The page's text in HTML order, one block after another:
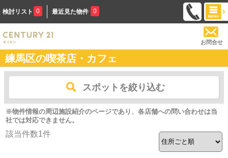
検討リスト 0 最近見た物件 0
お問合せ
練馬区の喫茶店・カフェ
スポットを絞り込む
※物件情報の周辺施設紹介のページであり、各店舗への問い合わせは当
社では対応できません。
該当件数1件